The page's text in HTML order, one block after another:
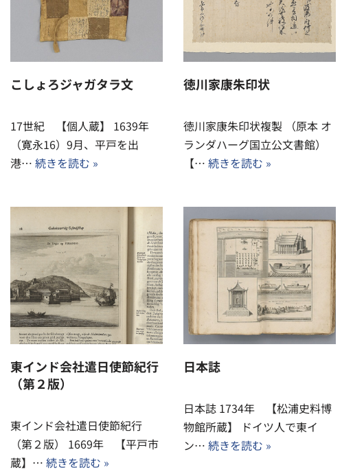
こしょろジャガタラ文
17世紀 【個人蔵】 1639年
（寛永16）9月、平戸を出
港… 続きを読む »
徳川家康朱印状
徳川家康朱印状複製 （原本 オ
ランダハーグ国立公文書館）
【… 続きを読む »
東インド会社遣日使節紀行
（第２版）
東インド会社遣日使節紀行
（第２版） 1669年 【平戸市
蔵】… 続きを読む »
日本誌
日本誌 1734年 【松浦史料博
物館所蔵】 ドイツ人で東イ
ン… 続きを読む »